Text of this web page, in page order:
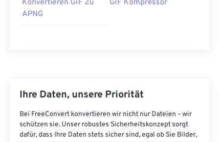
Konvertieren GIF Zu
APNG
GIF Kompressor
Ihre Daten, unsere Priorität
Bei FreeConvert konvertieren wir nicht nur Dateien – wir
schützen sie. Unser robustes Sicherheitskonzept sorgt
dafür, dass Ihre Daten stets sicher sind, egal ob Sie Bilder,